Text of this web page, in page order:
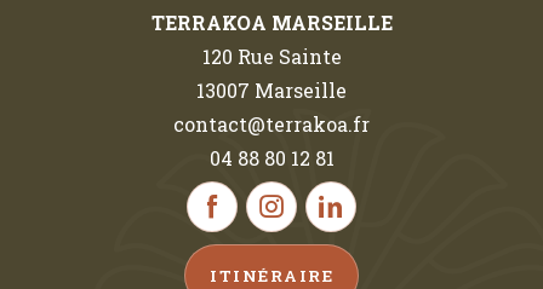
TERRAKOA MARSEILLE
120 Rue Sainte
13007 Marseille
contact@terrakoa.fr
04 88 80 12 81
ITINÉRAIRE